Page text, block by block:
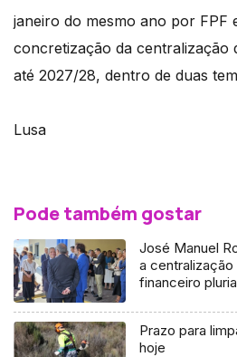
janeiro do mesmo ano por FPF
concretização da centralização
até 2027/28, dentro de duas
Lusa
Pode também gostar
José Manuel
a
financeiro
Prazo para
hoje